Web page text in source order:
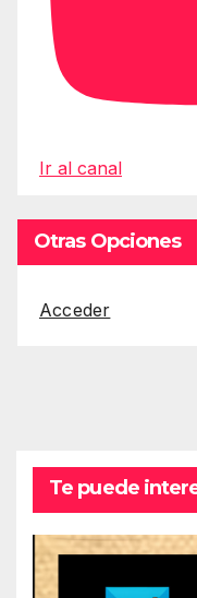
Ir al canal
Otras Opciones
Acceder
Te puede